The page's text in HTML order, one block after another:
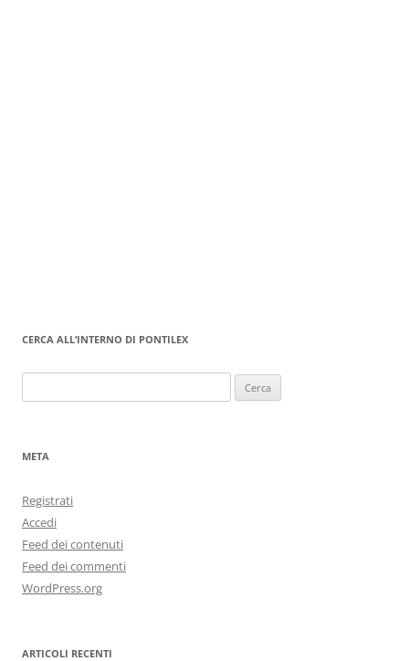
CERCA ALL’INTERNO DI PONTILEX
per:
META
Registrati
Accedi
Feed dei contenuti
Feed dei commenti
WordPress.org
ARTICOLI RECENTI